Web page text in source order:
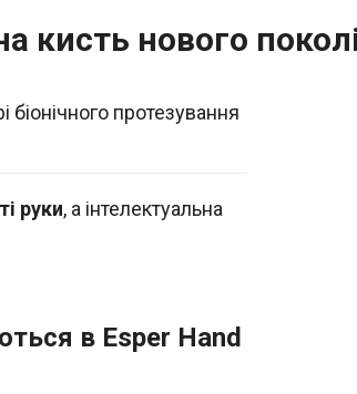
кисть нового
протезування
руки, а інтелектуальна
в Esper Hand